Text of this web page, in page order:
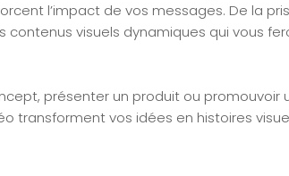
l’impact de vos messages. De la
contenus visuels dynamiques qui vous
présenter un produit ou promouvoir
transforment vos idées en histoires